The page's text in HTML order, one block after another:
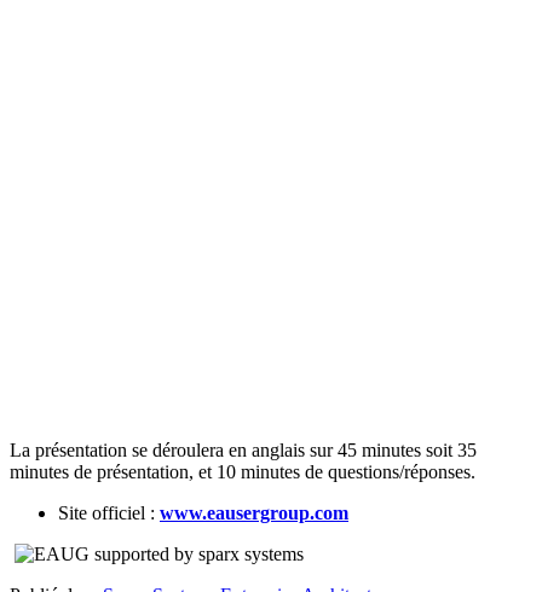
La présentation se déroulera en anglais sur 45 minutes soit 35
minutes de présentation, et 10 minutes de questions/réponses.
Site officiel : www.eausergroup.com